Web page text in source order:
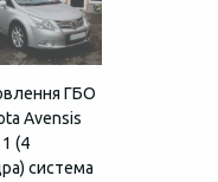
ГБО
Avensis
(4
система